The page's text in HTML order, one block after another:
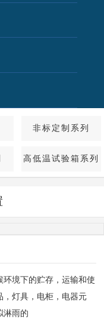
非标定制系列
高低温试验箱系列
境下的贮存，运输和使
，灯具，电柜，电器元
淋雨的